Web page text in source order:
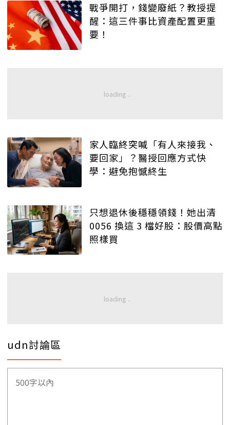
戰爭開打，錢變廢紙？教授提
醒：這三件事比資產配置更重
要！
家人臨終突喊「有人來接我、
要回家」？醫授回應方式快
學：避免抱憾終生
只想退休後穩穩領錢！她出清
0056 換這 3 檔好股：股價高點
照樣買
udn討論區